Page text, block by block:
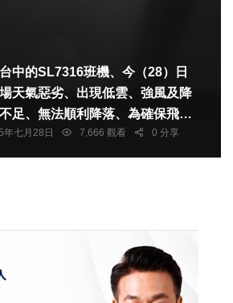
中的SL7316班機、今（28）日
天氣惡劣、出現低雲、強風及降
足、無法順利降落、為確保飛航
斷、決定轉降台北松山機場。
年七月28日 7,666 觀看 0 分享